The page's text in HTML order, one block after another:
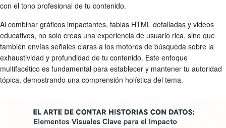
con el tono profesional de tu contenido.
Al combinar gráficos impactantes, tablas HTML detalladas y videos
educativos, no solo creas una experiencia de usuario rica, sino que
también envías señales claras a los motores de búsqueda sobre la
exhaustividad y profundidad de tu contenido. Este enfoque
multifacético es fundamental para establecer y mantener tu autoridad
tópica, demostrando una comprensión holística del tema.